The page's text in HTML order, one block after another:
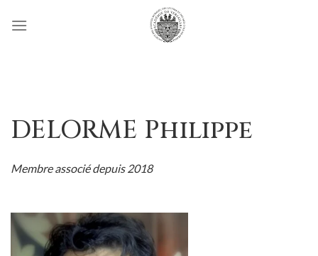
DELORME Philippe
Membre associé depuis 2018